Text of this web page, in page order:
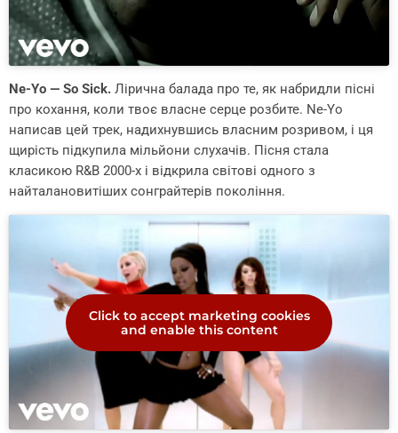
Ne-Yo — So Sick. Лірична балада про те, як набридли пісні
про кохання, коли твоє власне серце розбите. Ne-Yo
написав цей трек, надихнувшись власним розривом, і ця
щирість підкупила мільйони слухачів. Пісня стала
класикою R&B 2000-х і відкрила світові одного з
найталановитіших сонграйтерів покоління.
Click to accept marketing cookies
and enable this content